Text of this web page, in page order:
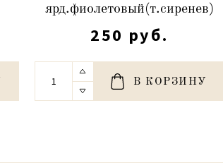
ярд.фиолетовый(т.сиренев)
250 руб.
В КОРЗИНУ